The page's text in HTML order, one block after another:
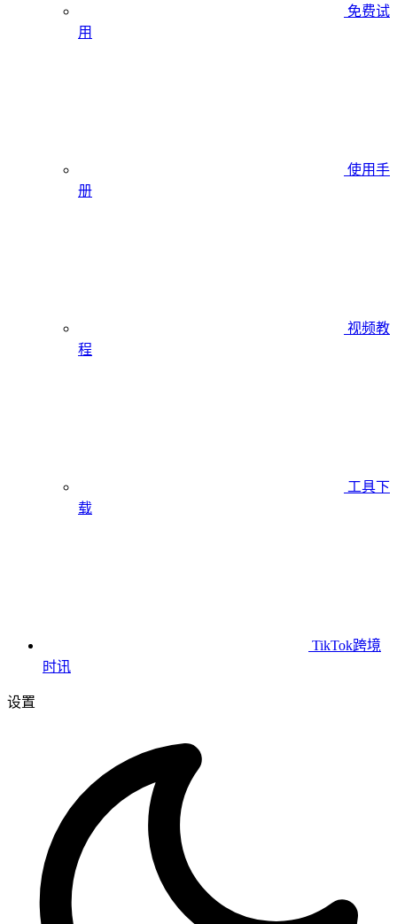
免费试
用
使用手
册
视频教
程
工具下
载
TikTok跨境
时讯
设置